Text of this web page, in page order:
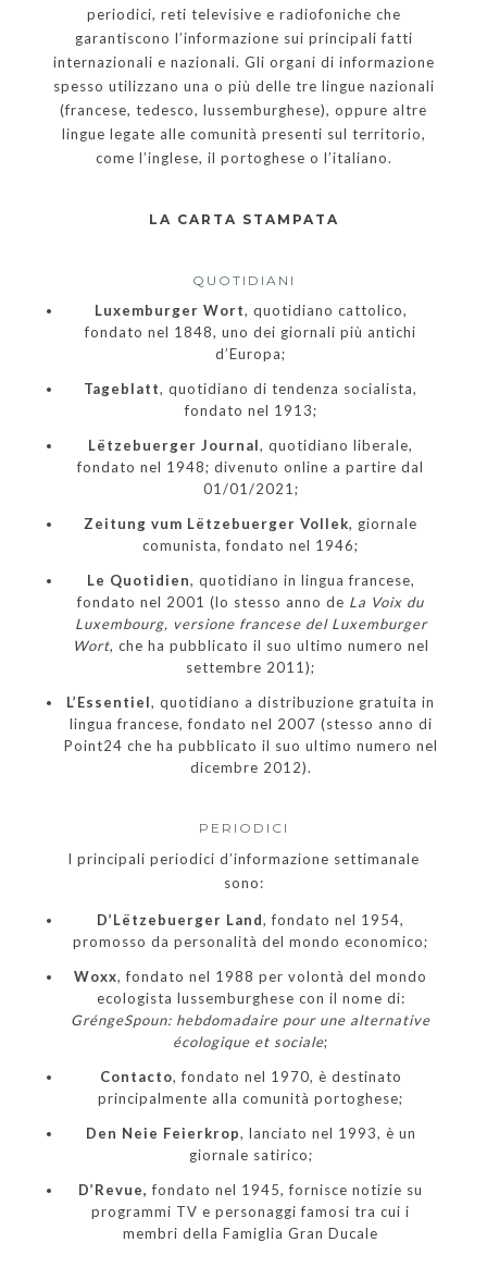
periodici, reti televisive e radiofoniche che
garantiscono l’informazione sui principali fatti
internazionali e nazionali. Gli organi di informazione
spesso utilizzano una o più delle tre lingue nazionali
(francese, tedesco, lussemburghese), oppure altre
lingue legate alle comunità presenti sul territorio,
come l’inglese, il portoghese o l’italiano.
LA CARTA STAMPATA
QUOTIDIANI
Luxemburger Wort, quotidiano cattolico,
fondato nel 1848, uno dei giornali più antichi
d’Europa;
Tageblatt, quotidiano di tendenza socialista,
fondato nel 1913;
Lëtzebuerger Journal, quotidiano liberale,
fondato nel 1948; divenuto online a partire dal
01/01/2021;
Zeitung vum Lëtzebuerger Vollek, giornale
comunista, fondato nel 1946;
Le Quotidien, quotidiano in lingua francese,
fondato nel 2001 (lo stesso anno de La Voix du
Luxembourg, versione francese del Luxemburger
Wort, che ha pubblicato il suo ultimo numero nel
settembre 2011);
L’Essentiel, quotidiano a distribuzione gratuita in
lingua francese, fondato nel 2007 (stesso anno di
Point24 che ha pubblicato il suo ultimo numero nel
dicembre 2012).
PERIODICI
I principali periodici d’informazione settimanale
sono:
D’Lëtzebuerger Land, fondato nel 1954,
promosso da personalità del mondo economico;
Woxx, fondato nel 1988 per volontà del mondo
ecologista lussemburghese con il nome di:
GréngeSpoun: hebdomadaire pour une alternative
écologique et sociale;
Contacto, fondato nel 1970, è destinato
principalmente alla comunità portoghese;
Den Neie Feierkrop, lanciato nel 1993, è un
giornale satirico;
D’Revue, fondato nel 1945, fornisce notizie su
programmi TV e personaggi famosi tra cui i
membri della Famiglia Gran Ducale